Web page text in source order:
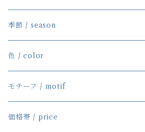
一覧
ネックレス
ブレスレット
ピアス/イヤリング
季節 / season
春／Spring
夏／Summer
秋／Autumn
色 / color
Blue／Aqua
Red／Pink
モチーフ / motif
Star＆Moon
価格帯 / price